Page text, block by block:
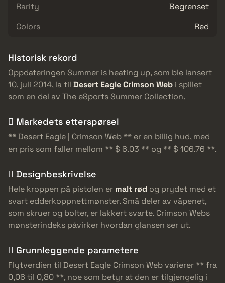
Rarity
Begrenset
Colors
Red
Historisk rekord
Oppdateringen Summer is heating up, som ble lansert
10. juli 2014, la til Desert Eagle Crimson Web i spillet
som en del av The eSports Summer Collection.
 Markedets etterspørsel
** Desert Eagle | Crimson Web ** er en billig hud, med
en pris som faller mellom ** $ 6.03 ** og ** $ 106.76 **.
️ Designbeskrivelse
Hele kroppen på pistolen er malt rød og prydet med et
svart edderkoppnettmønster. Små deler av våpenet,
som skruer og bolter, er lakkert svarte. Crimson Webs
mønsterindeks påvirker hvordan glansen ser ut.
 Grunnleggende parametere
Flytverdien til Desert Eagle Crimson Web varierer ** fra
0,06 til 0,80 **, noe som betyr at den er tilgjengelig i